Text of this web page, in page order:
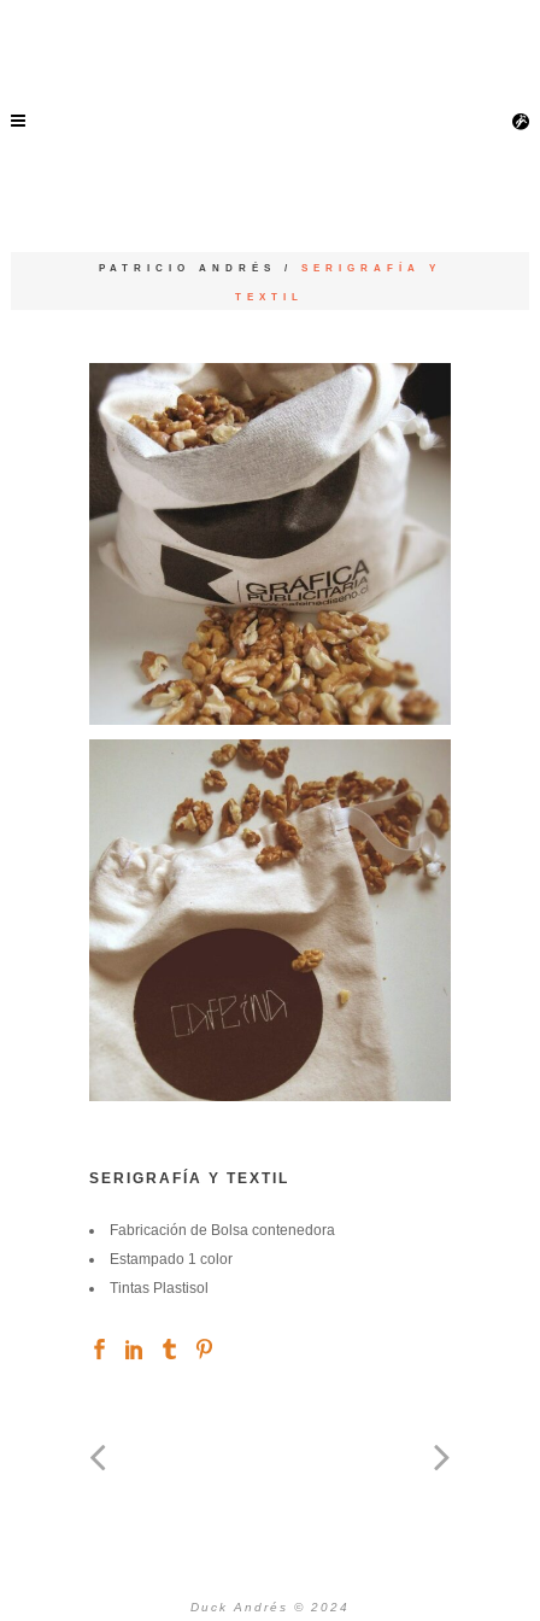
PATRICIO ANDRÉS / SERIGRAFÍA Y
TEXTIL
SERIGRAFÍA Y TEXTIL
Fabricación de Bolsa contenedora
Estampado 1 color
Tintas Plastisol
Duck Andrés © 2024